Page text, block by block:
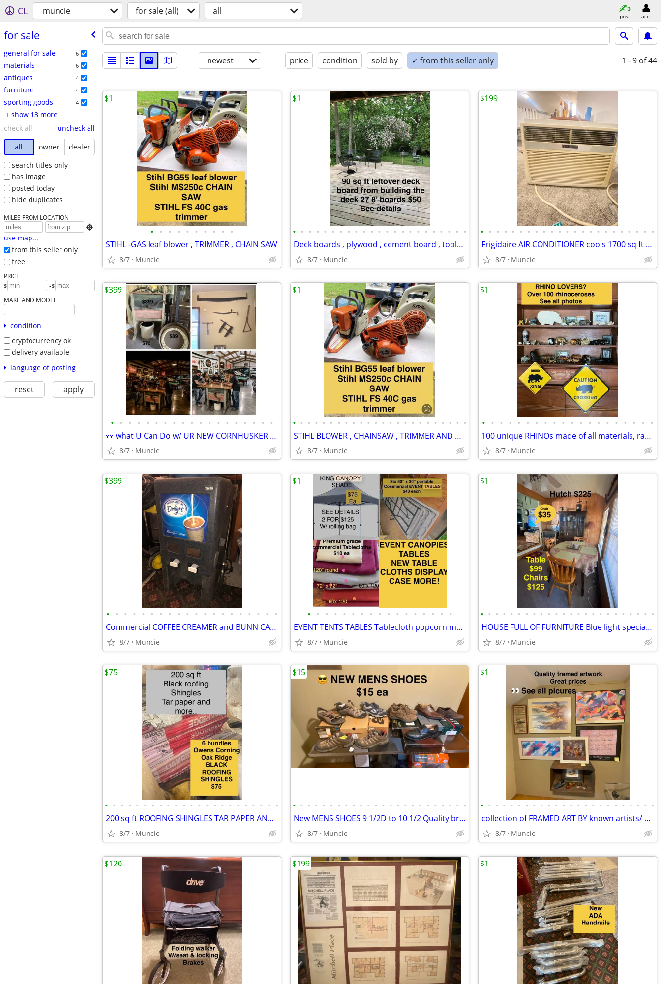
CL muncie for sale (all) all post acct
for sale
general for sale 6
materials 6
antiques 4
furniture 4
sporting goods 4
+ show 13 more
check all
uncheck all
all
owner
dealer
search titles only
has image
posted today
hide duplicates
MILES FROM LOCATION

use map...
from this seller only
free
PRICE
$ -$
MAKE AND MODEL
condition
cryptocurrency ok
delivery available
language of posting
reset apply
newest price condition sold by ✓ from this seller only 1 - 9 of 44
• • • • • • • • • •
STIHL -GAS leaf blower , TRIMMER , CHAIN SAW
8/7 Muncie
$1
• • • • • • • • • • • • • • • • • • • • • • •
Deck boards , plywood , cement board , tools , flooring….
8/7 Muncie
$1
• • • • • • • • • • • • • • • • • • • • • • •
Frigidaire AIR CONDITIONER cools 1700 sq ft WORKS GREAT!
8/7 Muncie
$199
• • • • • • • • • • • • • • • • • • •
👀 what U Can Do w/ UR NEW CORNHUSKER and tools🤠
8/7 Muncie
$399
• • • • • • • • • • • • • • • • • • • • • • • •
STIHL BLOWER , CHAINSAW , TRIMMER AND MORE
8/7 Muncie
$1
• • • • • • • • • • • • • • • • • • • •
100 unique RHINOs made of all materials, rare, unique
8/7 Muncie
$1
• • • • • • • • • • • • • • • • • • • •
Commercial COFFEE CREAMER and BUNN CAPPUCCINO dispenser POPCORN MACHIN
8/7 Muncie
$399
• • • • • • • • • • • • • • • • •
EVENT TENTS TABLES Tablecloth popcorn machine and more…
8/7 Muncie
$1
• • • • • • • • • • • • • • • • • • • • • • • •
HOUSE FULL OF FURNITURE Blue light special! 😀
8/7 Muncie
$1
• • • • • • • • • • • • • • • • • • • • • • •
200 sq ft ROOFING SHINGLES TAR PAPER AND UNDERLAYMENT
8/7 Muncie
$75
• • • • • • • • • • • • • • • • • • • • • • • •
New MENS SHOES 9 1/2D to 10 1/2 Quality brands
8/7 Muncie
$15
• • • • • • • • • • • • • • • • • • • • • • • •
collection of FRAMED ART BY known artists/ some signed
8/7 Muncie
$1
$120 $199 $1